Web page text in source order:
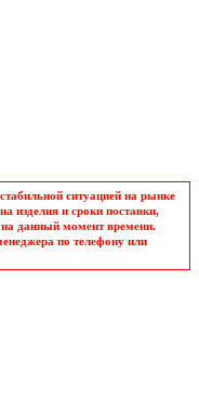
ситуацией на рынке
изделия и сроки поставки,
данный момент времени.
по телефону или